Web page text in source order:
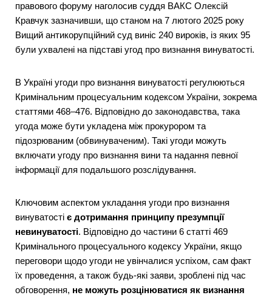
правового форуму наголосив суддя ВАКС Олексій
Кравчук зазначивши, що станом на 7 лютого 2025 року
Вищий антикорупційний суд виніс 240 вироків, із яких 95
були ухвалені на підставі угод про визнання винуватості.
В Україні угоди про визнання винуватості регулюються
Кримінальним процесуальним кодексом України, зокрема
статтями 468–476. Відповідно до законодавства, така
угода може бути укладена між прокурором та
підозрюваним (обвинуваченим). Такі угоди можуть
включати угоду про визнання вини та надання певної
інформації для подальшого розслідування.
Ключовим аспектом укладання угоди про визнання
винуватості є дотримання принципу презумпції
невинуватості. Відповідно до частини 6 статті 469
Кримінального процесуального кодексу України, якщо
переговори щодо угоди не увінчалися успіхом, сам факт
їх проведення, а також будь-які заяви, зроблені під час
обговорення, не можуть розцінюватися як визнання